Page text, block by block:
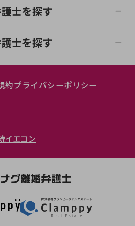
土日祝の相談可能
士を探す
青森県
宮城県
神奈川県
群馬県
山梨県
京都府
奈良県
和歌山県
石川県
富山県
岡山県
士を探す
親権・面会交流権
財産分与
約プライバシーポリシー
イエコン